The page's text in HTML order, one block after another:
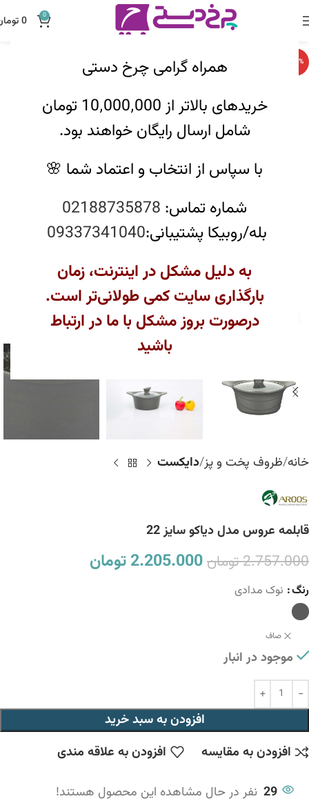
همراه گرامی چرخ دستی
خریدهای بالاتر از 10٬000٬000 تومان
شامل ارسال رایگان خواهند بود.
با سپاس از انتخاب و اعتماد شما 🌸
شماره تماس: 02188735878
بله/روبیکا پشتیبانی:09337341040
به دلیل مشکل در اینترنت، زمان
بارگذاری سایت کمی طولانی‌تر است.
درصورت بروز مشکل با ما در ارتباط
باشید
0
0
-20%
بزرگنمایی تصویر
خانه ظروف پخت و پز دایکست
قابلمه عروس مدل دیاکو سایز 22
2.757.000تومان2.205.000تومان
رنگ نوک مدادی
صاف
موجود در انبار
افزودن به سبد خرید
افزودن به مقایسه
افزودن به علاقه مندی
29 نفر در حال مشاهده این محصول هستند!